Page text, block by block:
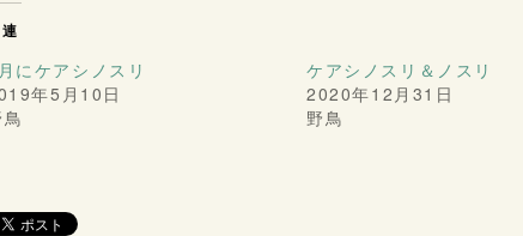
にケアシノスリ
年5月10日
ケアシノスリ＆ノスリ
2020年12月31日
野鳥